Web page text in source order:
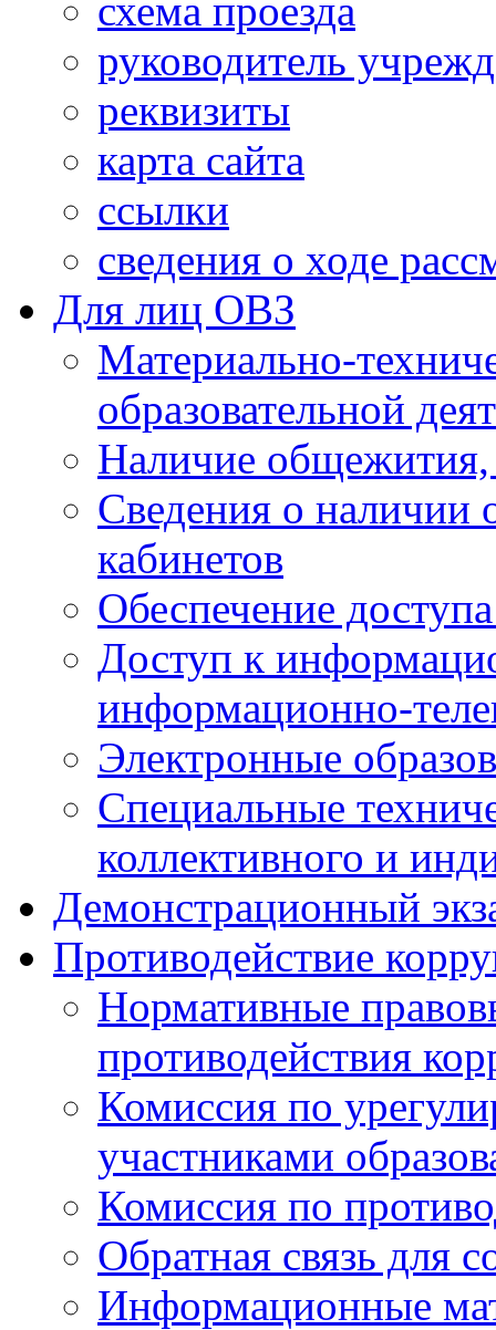
схема проезда
руководитель
реквизиты
карта сайта
ссылки
сведения о ходе
Для лиц ОВЗ
Материально-
образовательной
Наличие общежития,
Сведения о наличии
кабинетов
Обеспечение
Доступ к
информационно-
Электронные
Специальные
коллективного и
Демонстрационный
Противодействие
Нормативные
противодействия
Комиссия по
участниками
Комиссия по
Обратная связь для
Информационные